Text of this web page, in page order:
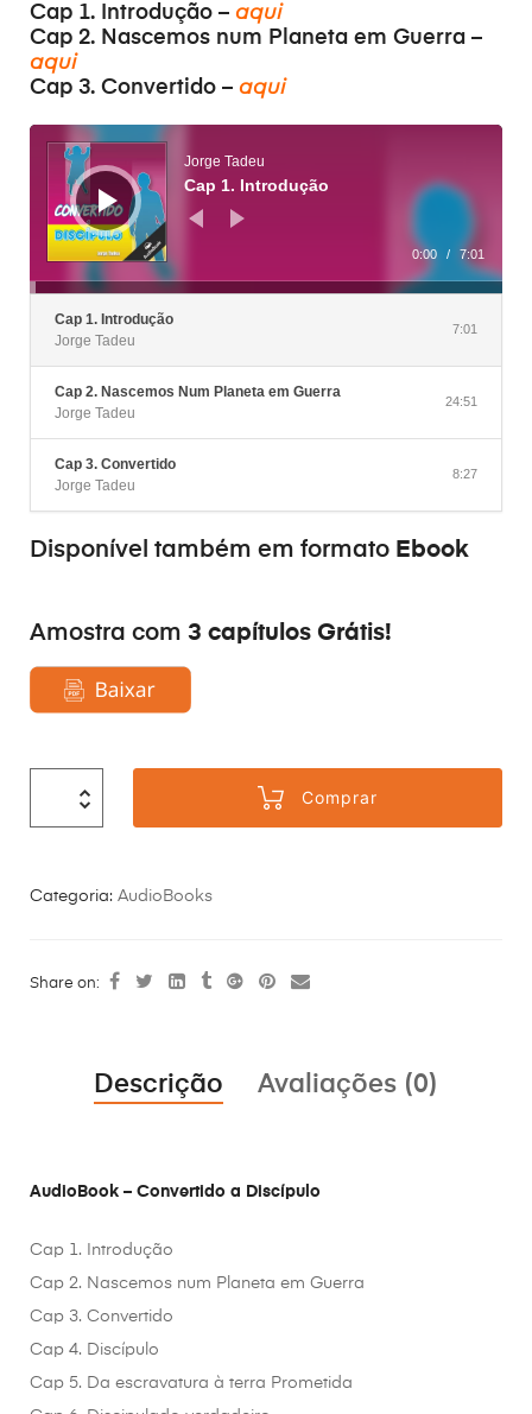
Cap 1. Introdução – aqui
Cap 2. Nascemos num Planeta em Guerra –
aqui
Cap 3. Convertido – aqui
Tocador
áudio
Jorge Tadeu
Cap 1. Introdução
0:00 / 7:01
Cap 1. Introdução
Jorge Tadeu
7:01
Cap 2. Nascemos Num Planeta em Guerra
Jorge Tadeu
24:51
Cap 3. Convertido
Jorge Tadeu
8:27
Disponível também em formato Ebook
Amostra com 3 capítulos Grátis!
Comprar
Categoria: AudioBooks
Share on:
Descrição Avaliações (0)
AudioBook – Convertido a Discípulo
Cap 1. Introdução
Cap 2. Nascemos num Planeta em Guerra
Cap 3. Convertido
Cap 4. Discípulo
Cap 5. Da escravatura à terra Prometida